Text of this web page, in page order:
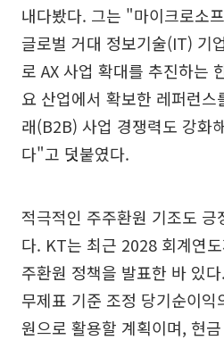
내다봤다. 그는 "마이크로소
글로벌 거대 정보기술(IT) 기
로 AX 사업 확대를 추진하는
요 산업에서 확보한 레퍼런스
래(B2B) 사업 경쟁력도 강화
다"고 덧붙였다.
적극적인 주주환원 기조도
다. KT는 최근 2028 회계연
주환원 정책을 발표한 바 있
무제표 기준 조정 당기순이
원으로 활용할 계획이며, 현